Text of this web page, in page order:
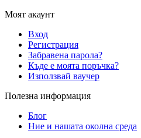
Моят акаунт
Вход
Регистрация
Забравена парола?
Къде е моята поръчка?
Използвай ваучер
Полезна информация
Блог
Ние и нашата околна среда